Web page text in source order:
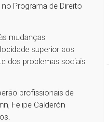
Programa de Direito
mudanças
superior aos
dos problemas sociais
profissionais de
Felipe Calderón